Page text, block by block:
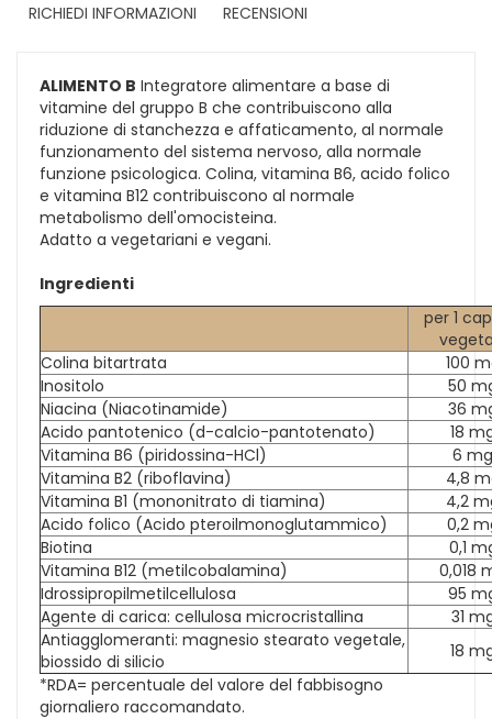
RICHIEDI INFORMAZIONI
RECENSIONI
ALIMENTO B Integratore alimentare a base di
vitamine del gruppo B che contribuiscono alla
riduzione di stanchezza e affaticamento, al normale
funzionamento del sistema nervoso, alla normale
funzione psicologica. Colina, vitamina B6, acido folico
e vitamina B12 contribuiscono al normale
metabolismo dell'omocisteina.
Adatto a vegetariani e vegani.
Ingredienti
per 1
Colina bitartrata
100
Inositolo
50
Niacina (Niacotinamide)
36
Acido pantotenico (d-calcio-pantotenato)
18
Vitamina B6 (piridossina-HCl)
6 mg
Vitamina B2 (riboflavina)
4,8
Vitamina B1 (mononitrato di tiamina)
4,2
Acido folico (Acido pteroilmonoglutammico)
0,2
Biotina
0,1
Vitamina B12 (metilcobalamina)
0,018
Idrossipropilmetilcellulosa
95
Agente di carica: cellulosa microcristallina
31
Antiagglomeranti: magnesio stearato vegetale,
biossido di silicio
18
*RDA= percentuale del valore del fabbisogno
giornaliero raccomandato.